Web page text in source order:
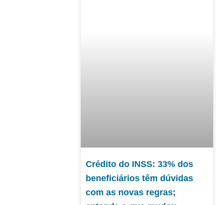
Crédito do INSS: 33% dos
beneficiários têm dúvidas
com as novas regras;